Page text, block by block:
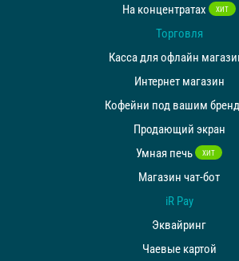
На концентратах
ХИТ
Торговля
Касса для офлайн
Интернет магазин
Кофейни под вашим
Продающий экран
Умная печь
ХИТ
Магазин чат-бот
iR Pay
Эквайринг
Чаевые картой